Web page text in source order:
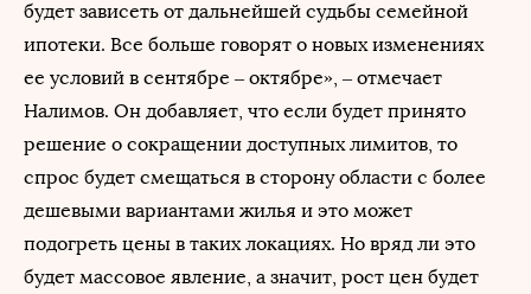
будет зависеть от дальнейшей судьбы семейной
ипотеки. Все больше говорят о новых изменениях
ее условий в сентябре – октябре», – отмечает
Налимов. Он добавляет, что если будет принято
решение о сокращении доступных лимитов, то
спрос будет смещаться в сторону области с более
дешевыми вариантами жилья и это может
подогреть цены в таких локациях. Но вряд ли это
будет массовое явление, а значит, рост цен будет